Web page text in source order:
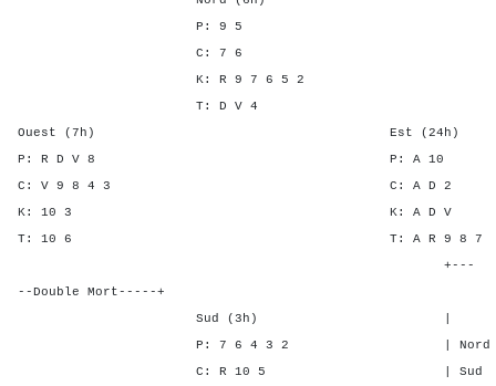
P: 9 5
C: 7 6
K: R 9 7 6 5 2
T: D V 4
Ouest (7h) Est (24h)
P: R D V 8 P: A
C: V 9 8 4 3 C: A
K: 10 3 K: A
T: 10 6 T: A R 9
+---
--Double Mort-----+
Sud (3h) | SA P C
P: 7 6 4 3 2 | Nord -
C: R 10 5 | Sud - -